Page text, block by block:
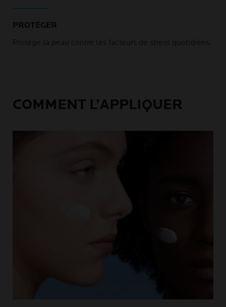
PROTÉGER
Protège la peau contre les facteurs de stress quotidiens.
COMMENT L’APPLIQUER